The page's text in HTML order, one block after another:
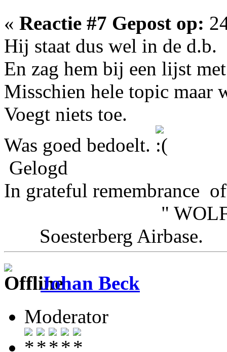
« Reactie #7 Gepost op:
Hij staat dus wel in de d.b.
En zag hem bij een lijst
Misschien hele topic maar
Voegt niets toe.
Was goed bedoelt.
Gelogd
In grateful remembrance
"
Soesterberg
Johan Beck
Moderator